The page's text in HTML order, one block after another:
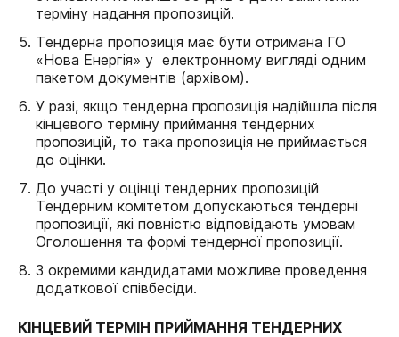
терміну надання пропозицій.
Тендерна пропозиція має бути отримана ГО
«Нова Енергія» у електронному вигляді одним
пакетом документів (архівом).
У разі, якщо тендерна пропозиція надійшла після
кінцевого терміну приймання тендерних
пропозицій, то така пропозиція не приймається
до оцінки.
До участі у оцінці тендерних пропозицій
Тендерним комітетом допускаються тендерні
пропозиції, які повністю відповідають умовам
Оголошення та формі тендерної пропозиції.
З окремими кандидатами можливе проведення
додаткової співбесіди.
КІНЦЕВИЙ ТЕРМІН ПРИЙМАННЯ ТЕНДЕРНИХ